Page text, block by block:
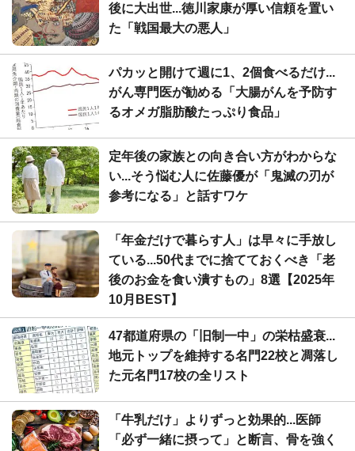
後に大出世...徳川家康が厚い信頼を置い
た「戦国最大の悪人」
パカッと開けて週に1、2個食べるだけ...
がん専門医が勧める「大腸がんを予防す
るオメガ脂肪酸たっぷり食品」
定年後の家族との向き合い方がわからな
い...そう悩む人に佐藤優が「鬼滅の刃が
参考になる」と話すワケ
「年金だけで暮らす人」は早々に手放し
ている...50代までに捨てておくべき「老
後のお金を食い潰すもの」8選【2025年
10月BEST】
47都道府県の「旧制一中」の栄枯盛衰...
地元トップを維持する名門22校と凋落し
た元名門17校の全リスト
「牛乳だけ」よりずっと効果的...医師
「必ず一緒に摂って」と断言、骨を強く